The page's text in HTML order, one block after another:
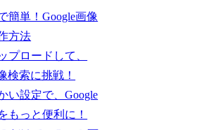
簡単！Google画像
方法
プロードして、
検索に挑戦！
い設定で、Google
もっと便利に！